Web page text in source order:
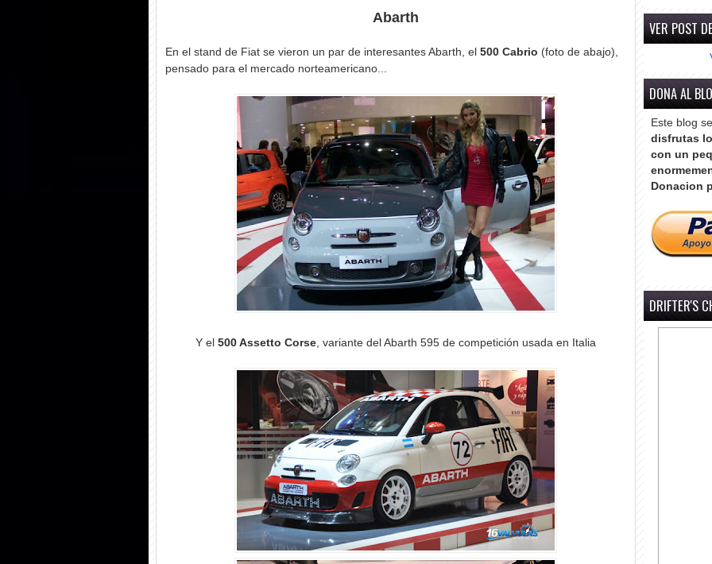
Abarth
En el stand de Fiat se vieron un par de interesantes Abarth, el 500 Cabrio (foto de abajo),
pensado para el mercado norteamericano...
Y el 500 Assetto Corse , variante del Abarth 595 de competición usada en Italia
VER POST
DONA AL
Este blog
disfrutas
con un
Donacion
DRIFTER'S